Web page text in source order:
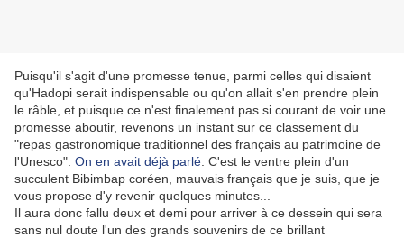
Puisqu'il s'agit d'une promesse tenue, parmi celles qui disaient
qu'Hadopi serait indispensable ou qu'on allait s'en prendre plein
le râble, et puisque ce n'est finalement pas si courant de voir une
promesse aboutir, revenons un instant sur ce classement du
"repas gastronomique traditionnel des français au patrimoine de
l'Unesco". On en avait déjà parlé . C'est le ventre plein d'un
succulent Bibimbap coréen, mauvais français que je suis, que je
vous propose d'y revenir quelques minutes...
Il aura donc fallu deux et demi pour arriver à ce dessein qui sera
sans nul doute l'un des grands souvenirs de ce brillant